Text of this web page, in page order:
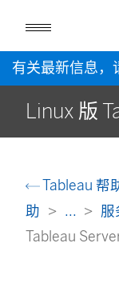
有关最新信息，
Linux 版
Tableau 帮
助
... 服
Tableau